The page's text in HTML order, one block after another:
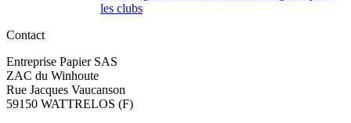
les clubs
Contact
Entreprise Papier SAS
ZAC du Winhoute
Rue Jacques Vaucanson
59150 WATTRELOS (F)